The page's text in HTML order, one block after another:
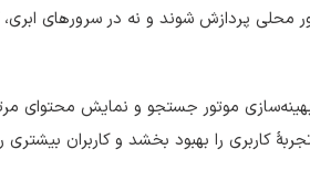
محلی پردازش شوند و نه در سرورهای
موتور جستجو و نمایش محتوای
کاربری را بهبود بخشد و کاربران